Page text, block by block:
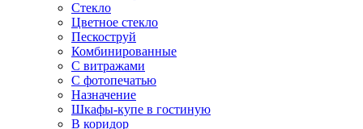
Стекло
Цветное стекло
Пескоструй
Комбинированные
С витражами
С фотопечатью
Назначение
Шкафы-купе в гостиную
В коридор